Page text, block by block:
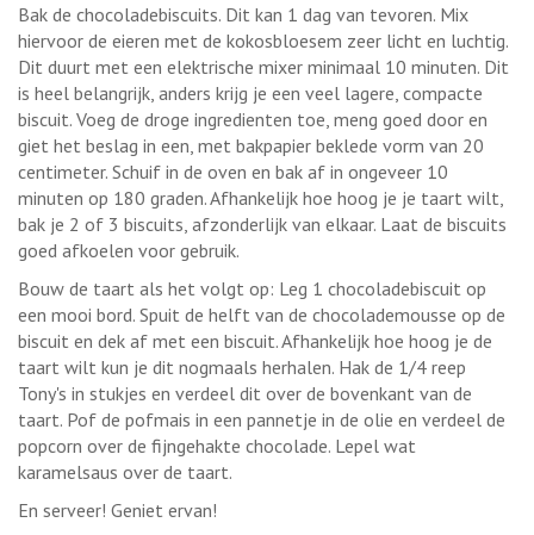
Bak de chocoladebiscuits. Dit kan 1 dag van tevoren. Mix
hiervoor de eieren met de kokosbloesem zeer licht en luchtig.
Dit duurt met een elektrische mixer minimaal 10 minuten. Dit
is heel belangrijk, anders krijg je een veel lagere, compacte
biscuit. Voeg de droge ingredienten toe, meng goed door en
giet het beslag in een, met bakpapier beklede vorm van 20
centimeter. Schuif in de oven en bak af in ongeveer 10
minuten op 180 graden. Afhankelijk hoe hoog je je taart wilt,
bak je 2 of 3 biscuits, afzonderlijk van elkaar. Laat de biscuits
goed afkoelen voor gebruik.
Bouw de taart als het volgt op: Leg 1 chocoladebiscuit op
een mooi bord. Spuit de helft van de chocolademousse op de
biscuit en dek af met een biscuit. Afhankelijk hoe hoog je de
taart wilt kun je dit nogmaals herhalen. Hak de 1/4 reep
Tony's in stukjes en verdeel dit over de bovenkant van de
taart. Pof de pofmais in een pannetje in de olie en verdeel de
popcorn over de fijngehakte chocolade. Lepel wat
karamelsaus over de taart.
En serveer! Geniet ervan!